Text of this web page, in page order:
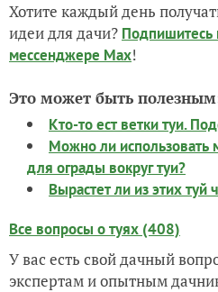
Хотите каждый день
идеи для дачи? Подпишитесь
мессенджере Max!
Это может быть
Кто-то ест ветки туи.
Можно ли использовать
для ограды вокруг туи?
Вырастет ли из этих туй
Все вопросы о туях (408)
У вас есть свой дачный
экспертам и опытным